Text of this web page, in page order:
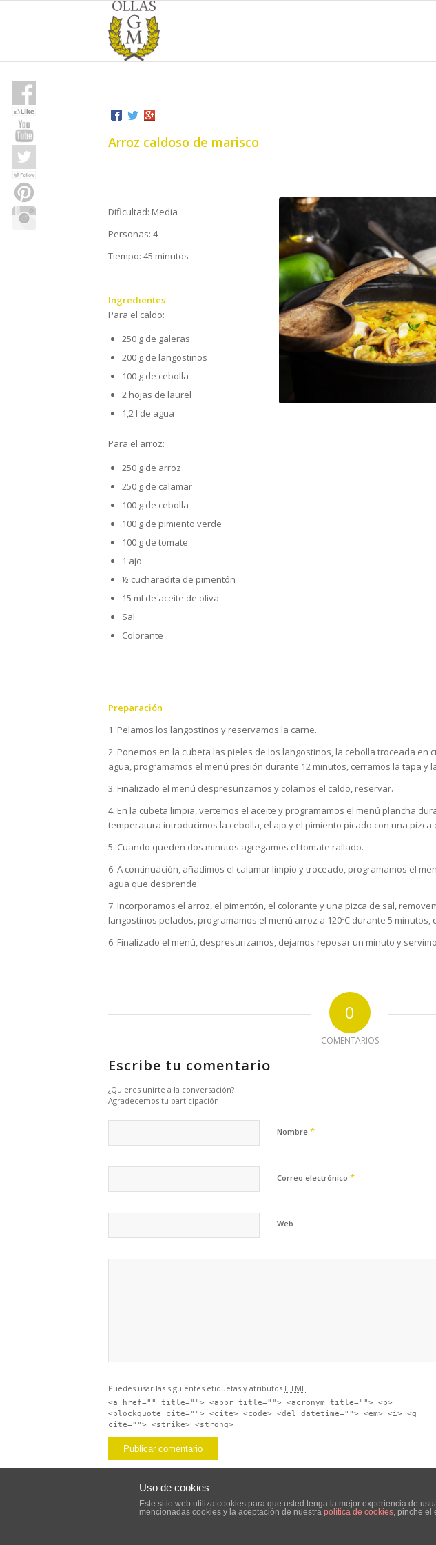
Arroz caldoso de marisco
Dificultad: Media
Personas: 4
Tiempo: 45 minutos
Ingredientes
Para el caldo:
250 g de galeras
200 g de langostinos
100 g de cebolla
2 hojas de laurel
1,2 l de agua
Para el arroz:
250 g de arroz
250 g de calamar
100 g de cebolla
100 g de pimiento verde
100 g de tomate
1 ajo
½ cucharadita de pimentón
15 ml de aceite de oliva
Sal
Colorante
Preparación
1. Pelamos los langostinos y reservamos la carne.
2. Ponemos en la cubeta las pieles de los langostinos, la cebolla troceada en
agua, programamos el menú presión durante 12 minutos, cerramos la tapa y
3. Finalizado el menú despresurizamos y colamos el caldo, reservar.
4. En la cubeta limpia, vertemos el aceite y programamos el menú plancha
temperatura introducimos la cebolla, el ajo y el pimiento picado con una pizca
5. Cuando queden dos minutos agregamos el tomate rallado.
6. A continuación, añadimos el calamar limpio y troceado, programamos el
agua que desprende.
7. Incorporamos el arroz, el pimentón, el colorante y una pizca de sal,
langostinos pelados, programamos el menú arroz a 120ºC durante 5 minutos,
6. Finalizado el menú, despresurizamos, dejamos reposar un minuto y
0
COMENTARIOS
Escribe tu comentario
¿Quieres unirte a la conversación?
Agradecemos tu participación.
Nombre *
Correo electrónico *
Web
Puedes usar las siguientes etiquetas y atributos HTML:
<a href="" title=""> <abbr title=""> <acronym title=""> <b>
<blockquote cite=""> <cite> <code> <del datetime=""> <em> <i> <q
cite=""> <strike> <strong>
Uso de cookies
Este sitio web utiliza cookies para que usted tenga la mejor experiencia de
mencionadas cookies y la aceptación de nuestra política de cookies, pinche el